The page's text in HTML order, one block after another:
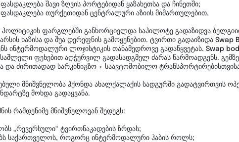
ფასდაკლება შავი ზღვის პორტებიდან ყაზახეთსა და ჩინეთში;
ფასდაკლება თურქეთიდან ცენტრალური აზიის მიმართულებით.
პოლიტიკის ფარგლებში განხორციელდა საპილოტე გადაზიდვა
ხაზისა და შუა დერეფნის გამოყენებით. ტვირთი გადაიზიდა
ინტერმოდალური ლოჯისტიკის თანამედროვე გადაწყვეტას. Swap
ფეხებით აღჭურვილ გადასადგმელ ძარას წარმოადგენს.
და ძირითადად სარკინიგზო + საავტომობილო
მნიშვნელობა ჰქონდა ახალქალაქის სადგურში გადატვირთვის
მოხდა გადაყვანა.
რამდენიმე მნიშვნელოვან შედეგს:
„რევერსული“ ტვირთნაკადების ზრდას;
საქართველოს, როგორც ინტერმოდალური ჰაბის როლს;